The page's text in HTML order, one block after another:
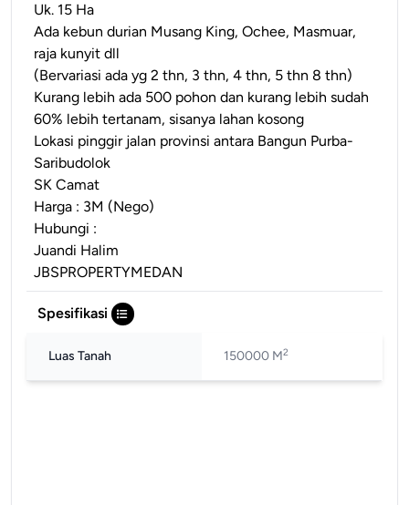
Uk. 15 Ha
Ada kebun durian Musang King, Ochee, Masmuar,
raja kunyit dll
(Bervariasi ada yg 2 thn, 3 thn, 4 thn, 5 thn 8 thn)
Kurang lebih ada 500 pohon dan kurang lebih sudah
60% lebih tertanam, sisanya lahan kosong
Lokasi pinggir jalan provinsi antara Bangun Purba-
Saribudolok
SK Camat
Harga : 3M (Nego)
Hubungi :
Juandi Halim
JBSPROPERTYMEDAN
Spesifikasi
Luas Tanah 150000 M2